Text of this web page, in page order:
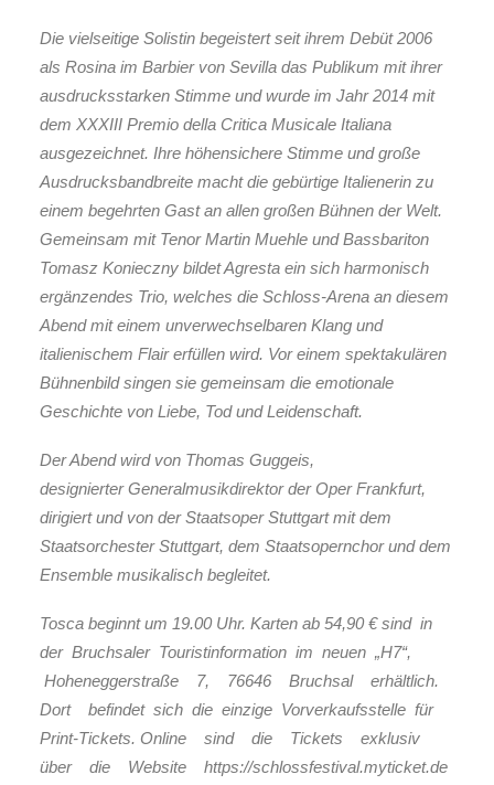
Die vielseitige Solistin begeistert seit ihrem Debüt 2006
als Rosina im Barbier von Sevilla das Publikum mit ihrer
ausdrucksstarken Stimme und wurde im Jahr 2014 mit
dem XXXIII Premio della Critica Musicale Italiana
ausgezeichnet. Ihre höhensichere Stimme und große
Ausdrucksbandbreite macht die gebürtige Italienerin zu
einem begehrten Gast an allen großen Bühnen der Welt.
Gemeinsam mit Tenor Martin Muehle und Bassbariton
Tomasz Konieczny bildet Agresta ein sich harmonisch
ergänzendes Trio, welches die Schloss-Arena an diesem
Abend mit einem unverwechselbaren Klang und
italienischem Flair erfüllen wird. Vor einem spektakulären
Bühnenbild singen sie gemeinsam die emotionale
Geschichte von Liebe, Tod und Leidenschaft.
Der Abend wird von Thomas Guggeis,
designierter Generalmusikdirektor der Oper Frankfurt,
dirigiert und von der Staatsoper Stuttgart mit dem
Staatsorchester Stuttgart, dem Staatsopernchor und dem
Ensemble musikalisch begleitet.
Tosca beginnt um 19.00 Uhr. Karten ab 54,90 € sind in
der Bruchsaler Touristinformation im neuen „H7“,
Hoheneggerstraße 7, 76646 Bruchsal erhältlich.
Dort befindet sich die einzige Vorverkaufsstelle für
Print-Tickets. Online sind die Tickets exklusiv
über die Website https://schlossfestival.myticket.de